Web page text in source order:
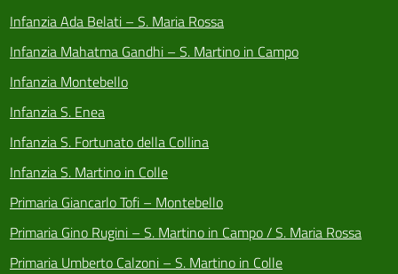
Infanzia Ada Belati – S. Maria Rossa
Infanzia Mahatma Gandhi – S. Martino in Campo
Infanzia Montebello
Infanzia S. Enea
Infanzia S. Fortunato della Collina
Infanzia S. Martino in Colle
Primaria Giancarlo Tofi – Montebello
Primaria Gino Rugini – S. Martino in Campo / S. Maria Rossa
Primaria Umberto Calzoni – S. Martino in Colle